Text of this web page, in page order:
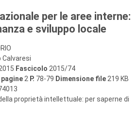
per le aree interne:
e sviluppo locale
Calvaresi
Fascicolo 2015/74
pagine 2 P. 78-79 Dimensione file 219 KB
della proprietà intellettuale: per saperne di